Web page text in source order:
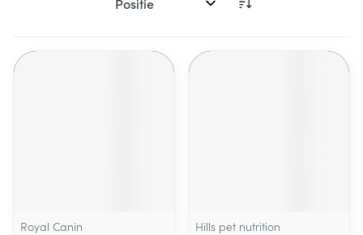
Sorteer op:
Royal Canin
Hills pet nutrition